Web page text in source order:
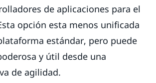
de aplicaciones para el
opción esta menos unificada
estándar, pero puede
y útil desde una
de agilidad.